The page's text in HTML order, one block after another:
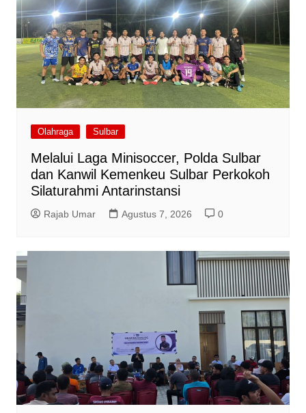
Olahraga Sulbar
Melalui Laga Minisoccer, Polda Sulbar
dan Kanwil Kemenkeu Sulbar Perkokoh
Silaturahmi Antarinstansi
Rajab Umar Agustus 7, 2026 0